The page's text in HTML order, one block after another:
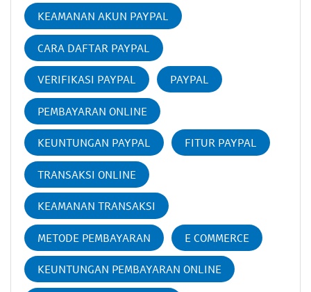
KEAMANAN AKUN PAYPAL
CARA DAFTAR PAYPAL
VERIFIKASI PAYPAL PAYPAL
PEMBAYARAN ONLINE
KEUNTUNGAN PAYPAL FITUR PAYPAL
TRANSAKSI ONLINE
KEAMANAN TRANSAKSI
METODE PEMBAYARAN E COMMERCE
KEUNTUNGAN PEMBAYARAN ONLINE